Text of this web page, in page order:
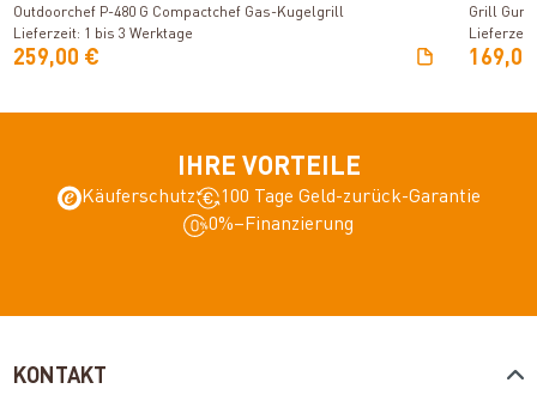
Outdoorchef P-480 G Compactchef Gas-Kugelgrill
Lieferzeit: 1 bis 3 Werktage
259,00 €
Grill
IHRE VORTEILE
Käuferschutz
100 Tage Geld-zurück-Garantie
0%–Finanzierung
KONTAKT